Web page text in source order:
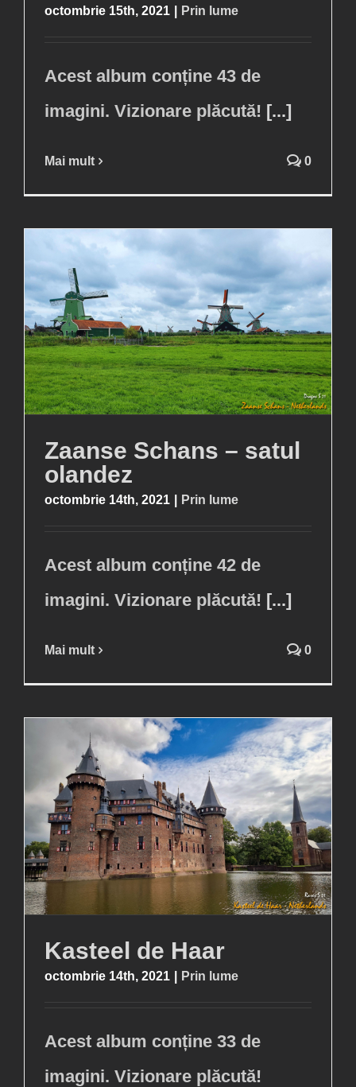
octombrie 15th, 2021 Prin lume
Acest album conține 43 de
imagini. Vizionare plăcută! [...]
Mai mult 0
Zaanse Schans – satul
olandez
octombrie 14th, 2021 Prin lume
Acest album conține 42 de
imagini. Vizionare plăcută! [...]
Mai mult 0
Kasteel de Haar
octombrie 14th, 2021 Prin lume
Acest album conține 33 de
imagini. Vizionare plăcută!